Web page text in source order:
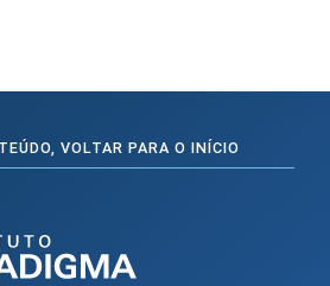
VOLTAR PARA O INÍCIO